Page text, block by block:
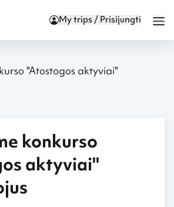
My trips / Prisijungti
konkurso
aktyviai"